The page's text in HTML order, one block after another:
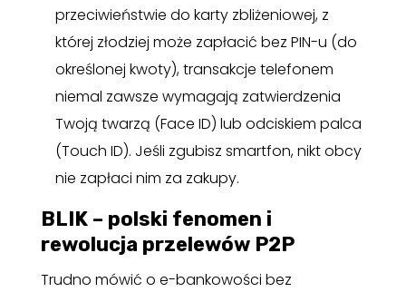
przeciwieństwie do karty zbliżeniowej, z
której złodziej może zapłacić bez PIN-u (do
określonej kwoty), transakcje telefonem
niemal zawsze wymagają zatwierdzenia
Twoją twarzą (Face ID) lub odciskiem palca
(Touch ID). Jeśli zgubisz smartfon, nikt obcy
nie zapłaci nim za zakupy.
BLIK – polski fenomen i
rewolucja przelewów P2P
Trudno mówić o e-bankowości bez